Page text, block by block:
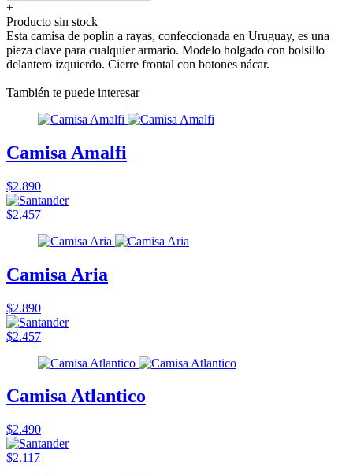
+
Producto sin stock
Esta camisa de poplin a rayas, confeccionada en Uruguay, es una
pieza clave para cualquier armario. Modelo holgado con bolsillo
delantero izquierdo. Cierre frontal con botones nácar.
También te puede interesar
Camisa Amalfi
$2.890
$2.457
Camisa Aria
$2.890
$2.457
Camisa Atlantico
$2.490
$2.117